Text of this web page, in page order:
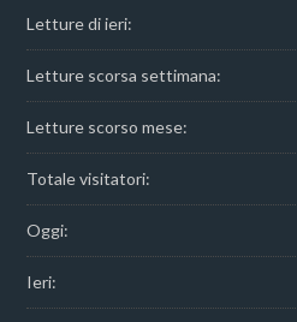
Letture di ieri:
Letture scorsa settimana:
Letture scorso mese:
Totale visitatori:
Oggi:
Ieri: